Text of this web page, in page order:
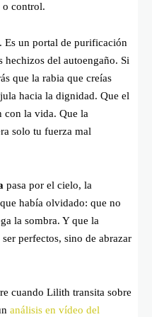
o control.
Es un portal de purificación
hechizos del autoengaño. Si
que la rabia que creías
hacia la dignidad. Que el
con la vida. Que la
solo tu fuerza mal
pasa por el cielo, la
había olvidado: que no
la sombra. Y que la
perfectos, sino de abrazar
cuando Lilith transita sobre
análisis en vídeo del